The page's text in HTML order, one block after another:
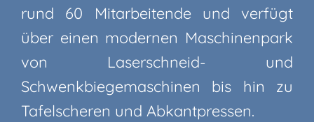
rund 60 Mitarbeitende und verfügt
über einen modernen Maschinenpark
von Laserschneid- und
Schwenkbiegemaschinen bis hin zu
Tafelscheren und Abkantpressen.